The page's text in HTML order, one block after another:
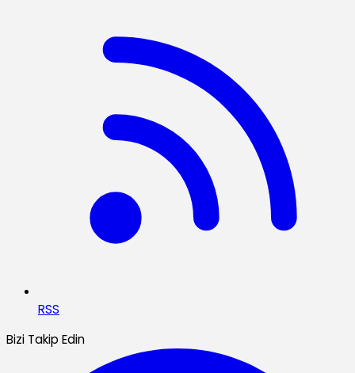
RSS
Bizi Takip Edin